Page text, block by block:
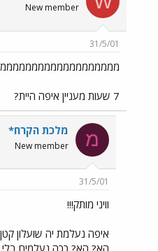
New member
31/5/01
7 שעות מעניין איפה היית?
מ מלכת הקרח*
New member
31/5/01
וויני מותק!!!
איפה נעלמת יה שועלון
הא? הא? ככה נעלמים בלי